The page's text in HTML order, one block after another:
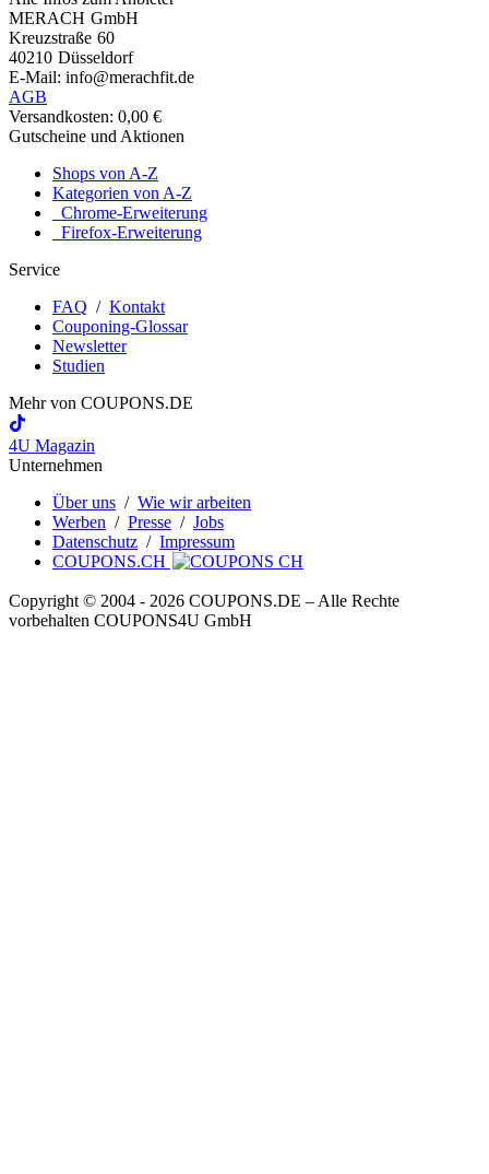
MERACH GmbH
Kreuzstraße 60
40210 Düsseldorf
E-Mail: info@merachfit.de
AGB
Versandkosten: 0,00 €
Gutscheine und Aktionen
Shops von A-Z
Kategorien von A-Z
Chrome-Erweiterung
Firefox-Erweiterung
Service
FAQ / Kontakt
Couponing-Glossar
Newsletter
Studien
Mehr von COUPONS.DE
4U Magazin
Unternehmen
Über uns / Wie wir arbeiten
Werben / Presse / Jobs
Datenschutz / Impressum
COUPONS.CH
Copyright © 2004 ‐ 2026 COUPONS.DE – Alle Rechte
vorbehalten COUPONS4U GmbH